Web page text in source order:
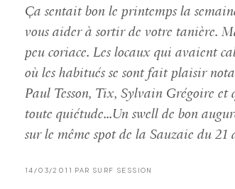
Ça sentait bon le printemps la
vous aider à sortir de votre tanière.
peu coriace. Les locaux qui avaient
où les habitués se sont fait plaisir
Paul Tesson, Tix, Sylvain Grégoire et
toute quiétude...Un swell de bon
sur le même spot de la Sauzaie du
14/03/2011 PAR SURF SESSION